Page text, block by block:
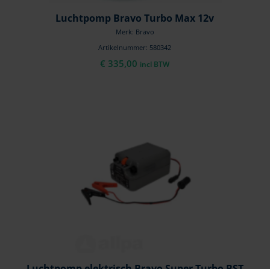
Luchtpomp Bravo Turbo Max 12v
Merk: Bravo
Artikelnummer: 580342
€ 335,00 incl BTW